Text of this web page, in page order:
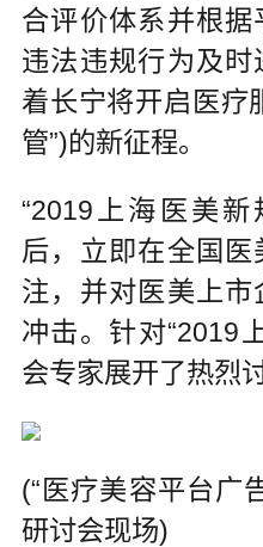
合评价体系并根
违法违规行为及
着长宁将开启医疗
管”)的新征程。
“2019上海医美
后，立即在全国
注，并对医美上
冲击。针对“2019
会专家展开了热烈讨
(“医疗美容平台广
研讨会现场)